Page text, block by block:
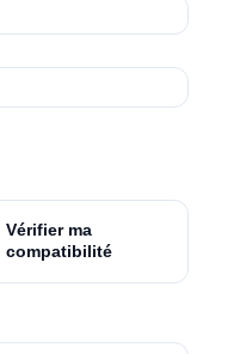
Vérifier ma
compatibilité